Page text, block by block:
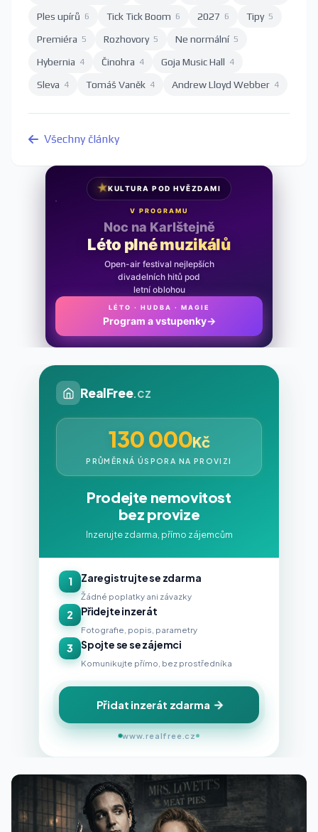
Ples upírů 6 Tick Tick Boom 6 2027 6 Tipy 5
Premiéra 5 Rozhovory 5 Ne normální 5
Hybernia 4 Činohra 4 Goja Music Hall 4
Sleva 4 Tomáš Vaněk 4 Andrew Lloyd Webber 4
Všechny články
★KULTURA POD HVĚZDAMI
V PROGRAMU
Noc na Karlštejně
Léto plné muzikálů
Open-air festival nejlepších
divadelních hitů pod
letní oblohou
LÉTO · HUDBA · MAGIE
Program a vstupenky →
RealFree.cz
130 000Kč
PRŮMĚRNÁ ÚSPORA NA PROVIZI
Prodejte nemovitost
bez provize
Inzerujte zdarma, přímo zájemcům
1 Zaregistrujte se zdarma
Žádné poplatky ani závazky
2 Přidejte inzerát
Fotografie, popis, parametry
3 Spojte se se zájemci
Komunikujte přímo, bez prostředníka
Přidat inzerát zdarma
www.realfree.cz